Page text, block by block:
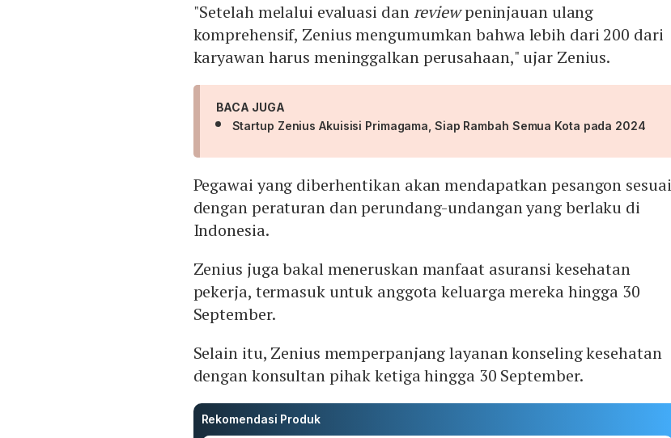
"Setelah melalui evaluasi danreviewpeninjauan ulang
komprehensif, Zenius mengumumkan bahwa lebih dari 200 dari
karyawan harus meninggalkan perusahaan," ujar Zenius.
BACA JUGA
Startup Zenius Akuisisi Primagama, Siap Rambah Semua Kota pada 2024
Pegawai yang diberhentikan akan mendapatkan pesangon sesuai
dengan peraturan dan perundang-undangan yang berlaku di
Indonesia.
Zenius juga bakal meneruskan manfaat asuransi kesehatan
pekerja, termasuk untuk anggota keluarga mereka hingga 30
September.
Selain itu, Zenius memperpanjang layanan konseling kesehatan
dengan konsultan pihak ketiga hingga 30 September.
Rekomendasi Produk